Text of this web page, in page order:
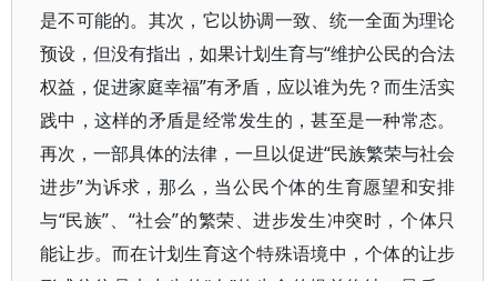
是不可能的。其次，它以协调一致、统一全面为理论
预设，但没有指出，如果计划生育与“维护公民的合法
权益，促进家庭幸福”有矛盾，应以谁为先？而生活实
践中，这样的矛盾是经常发生的，甚至是一种常态。
再次，一部具体的法律，一旦以促进“民族繁荣与社会
进步”为诉求，那么，当公民个体的生育愿望和安排
与“民族”、“社会”的繁荣、进步发生冲突时，个体只
能让步。而在计划生育这个特殊语境中，个体的让步